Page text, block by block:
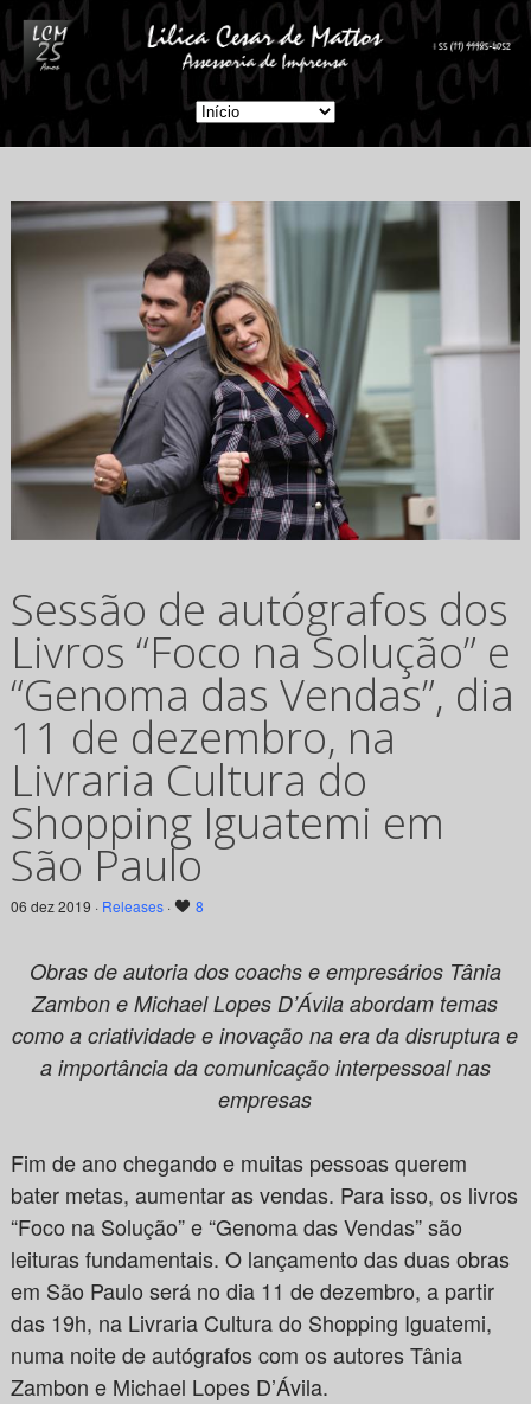
Sessão de autógrafos dos
Livros “Foco na Solução” e
“Genoma das Vendas”, dia
11 de dezembro, na
Livraria Cultura do
Shopping Iguatemi em
São Paulo
06 dez 2019 · Releases· 8
Obras de autoria dos coachs e empresários Tânia
Zambon e Michael Lopes D’Ávila abordam temas
como a criatividade e inovação na era da disruptura e
a importância da comunicação interpessoal nas
empresas
Fim de ano chegando e muitas pessoas querem
bater metas, aumentar as vendas. Para isso, os livros
“Foco na Solução” e “Genoma das Vendas” são
leituras fundamentais. O lançamento das duas obras
em São Paulo será no dia 11 de dezembro, a partir
das 19h, na Livraria Cultura do Shopping Iguatemi,
numa noite de autógrafos com os autores Tânia
Zambon e Michael Lopes D’Ávila.